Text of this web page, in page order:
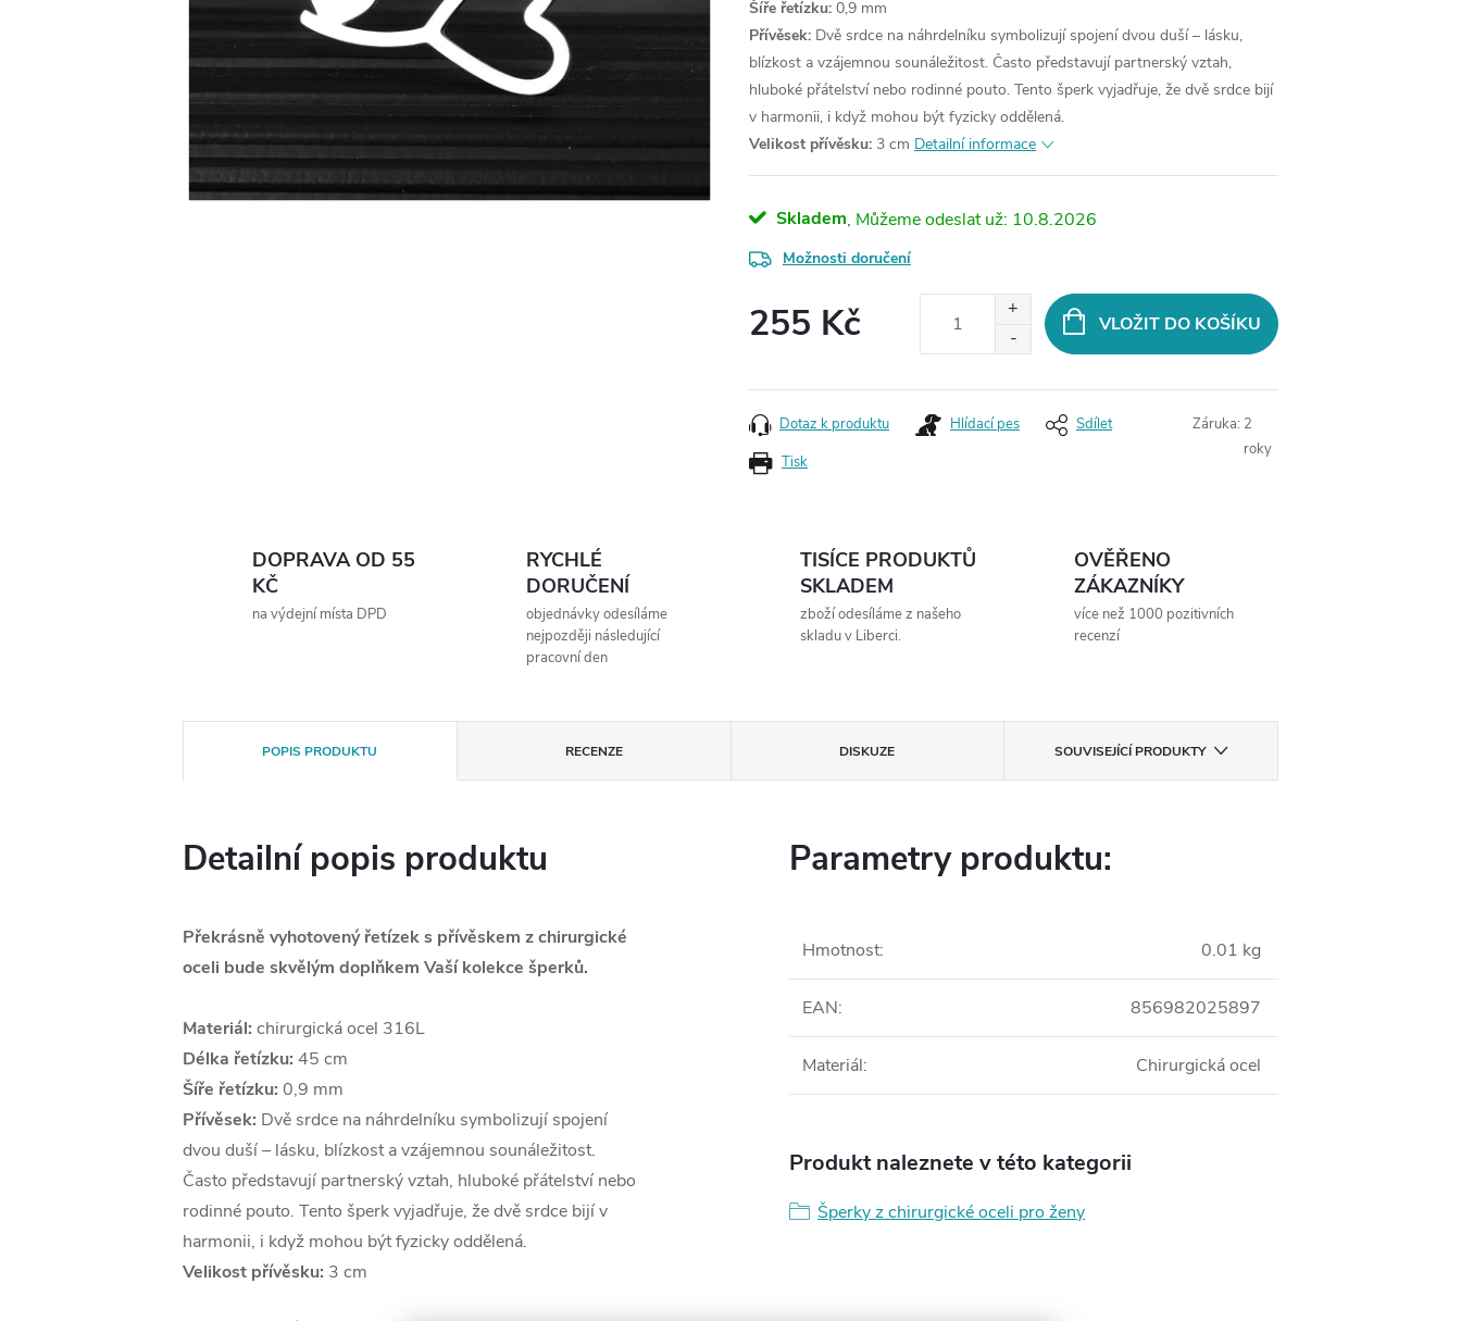
Šíře řetízku: 0,9 mm
Přívěsek: Dvě srdce na náhrdelníku symbolizují spojení dvou duší – lásku,
blízkost a vzájemnou sounáležitost. Často představují partnerský vztah,
hluboké přátelství nebo rodinné pouto. Tento šperk vyjadřuje, že dvě srdce bijí
v harmonii, i když mohou být fyzicky oddělená.
Velikost přívěsku: 3 cm Detailní informace
Skladem 10.8.2026
Možnosti doručení
255 Kč VLOŽIT DO KOŠÍKU
Tisk
Dotaz k produktu Hlídací pes Sdílet Záruka: 2
roky
DOPRAVA OD 55
KČ
na výdejní místa DPD
RYCHLÉ
DORUČENÍ
objednávky odesíláme
nejpozději následující
pracovní den
TISÍCE PRODUKTŮ
SKLADEM
zboží odesíláme z našeho
skladu v Liberci.
OVĚŘENO
ZÁKAZNÍKY
více než 1000 pozitivních
recenzí
POPIS PRODUKTU RECENZE DISKUZE SOUVISEJÍCÍ PRODUKTY
Detailní popis produktu
Překrásně vyhotovený řetízek s přívěskem z chirurgické
oceli bude skvělým doplňkem Vaší kolekce šperků.
Materiál: chirurgická ocel 316L
Délka řetízku: 45 cm
Šíře řetízku: 0,9 mm
Přívěsek: Dvě srdce na náhrdelníku symbolizují spojení
dvou duší – lásku, blízkost a vzájemnou sounáležitost.
Často představují partnerský vztah, hluboké přátelství nebo
rodinné pouto. Tento šperk vyjadřuje, že dvě srdce bijí v
harmonii, i když mohou být fyzicky oddělená.
Velikost přívěsku: 3 cm
Parametry produktu:
Hmotnost: 0.01 kg
EAN: 856982025897
Materiál: Chirurgická ocel
Produkt naleznete v této kategorii
Šperky z chirurgické oceli pro ženy